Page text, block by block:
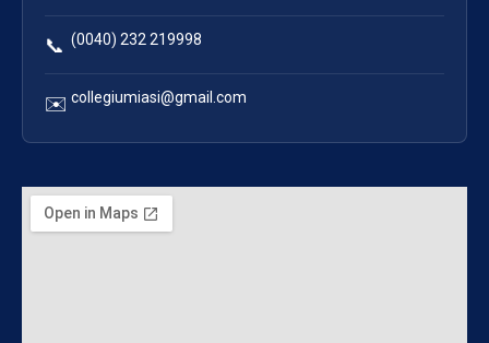
📞 (0040) 232 219998
✉️ collegiumiasi@gmail.com